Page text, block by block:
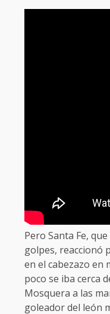
Pero Santa Fe,
golpes, reaccionó
en el cabezazo en
poco se iba cerca
Mosquera a las
goleador del león